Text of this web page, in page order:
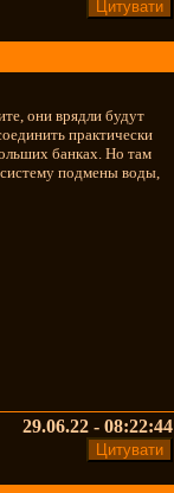
они врядли будут
практически
банках. Но там
подмены воды,
29.06.22 - 08:22:44